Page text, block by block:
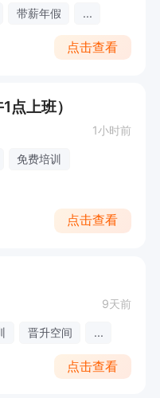
带薪年假 ...
点击查看
点上班）
1小时前
免费培训
点击查看
9天前
晋升空间 ...
点击查看